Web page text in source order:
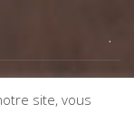
site, vous